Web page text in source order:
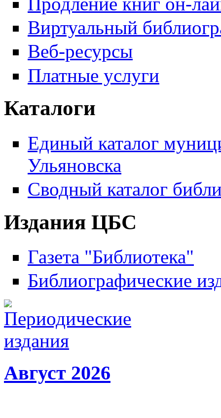
Виртуальный
Веб-ресурсы
Платные услуги
Каталоги
Единый каталог
Ульяновска
Сводный каталог
Издания ЦБС
Газета "Библиотека"
Библиографические
Август 2026